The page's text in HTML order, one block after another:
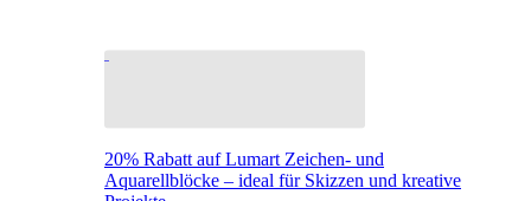
20% Rabatt auf Lumart Zeichen- und
Aquarellblöcke – ideal für Skizzen und kreative